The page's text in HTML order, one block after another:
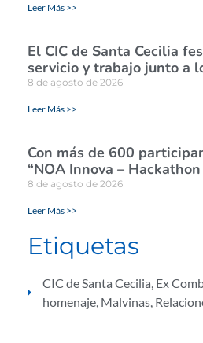
Leer Más >>
El CIC de Santa Cecilia
servicio y trabajo junto a
8 de agosto de 2026
Leer Más >>
Con más de 600
“NOA Innova –
8 de agosto de 2026
Leer Más >>
Etiquetas
CIC de Santa Cecilia Ex
homenaje Malvinas